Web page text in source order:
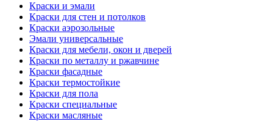
Краски и эмали
Краски для стен и потолков
Краски аэрозольные
Эмали универсальные
Краски для мебели, окон и дверей
Краски по металлу и ржавчине
Краски фасадные
Краски термостойкие
Краски для пола
Краски специальные
Краски масляные